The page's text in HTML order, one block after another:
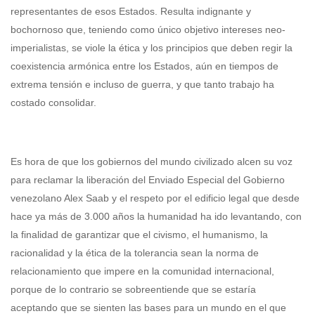
representantes de esos Estados. Resulta indignante y
bochornoso que, teniendo como único objetivo intereses neo-
imperialistas, se viole la ética y los principios que deben regir la
coexistencia armónica entre los Estados, aún en tiempos de
extrema tensión e incluso de guerra, y que tanto trabajo ha
costado consolidar.
Es hora de que los gobiernos del mundo civilizado alcen su voz
para reclamar la liberación del Enviado Especial del Gobierno
venezolano Alex Saab y el respeto por el edificio legal que desde
hace ya más de 3.000 años la humanidad ha ido levantando, con
la finalidad de garantizar que el civismo, el humanismo, la
racionalidad y la ética de la tolerancia sean la norma de
relacionamiento que impere en la comunidad internacional,
porque de lo contrario se sobreentiende que se estaría
aceptando que se sienten las bases para un mundo en el que